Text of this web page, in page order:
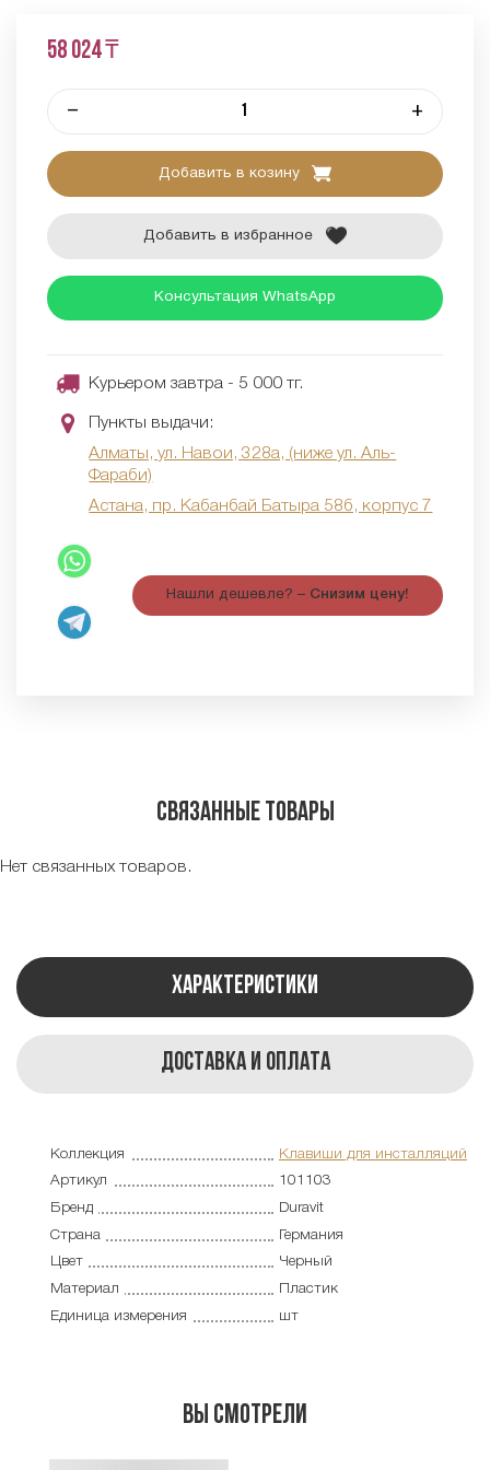
58 024 ₸
– +
Добавить в козину
Добавить в избранное
Консультация WhatsApp
Курьером завтра - 5 000 тг.
Пункты выдачи:
Алматы, ул. Навои, 328а, (ниже ул. Аль-
Фараби)
Астана, пр. Кабанбай Батыра 58б, корпус 7
Нашли дешевле? – Снизим цену!
Связанные товары
Нет связанных товаров.
Характеристики
Доставка и оплата
Коллекция
Клавиши для инсталляций
Артикул
101103
Бренд
Duravit
Страна
Германия
Цвет
Черный
Материал
Пластик
Единица измерения
шт
Вы смотрели